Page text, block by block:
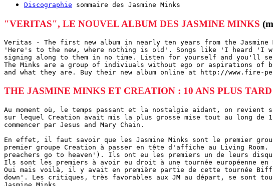
Discographie sommaire des Jasmine Minks
"VERITAS", LE NOUVEL ALBUM DES JASMINE MINKS
Veritas - The first new album in nearly ten years from the
'Here's to the new, where nothing is old'. Songs like 'I heard 'I
signing along to them in no time. Listen for yourself and you'll
The Minks are a group of indiviuals without ego or aspirations of
and what they are. Buy their new album online at http://www.fire-
THE JASMINE MINKS ET CREATION : 10 ANS PLUS TARD
Au moment où, le temps passant et la nostalgie aidant, on revient
sur lequel Creation avait mis la plus grosse mise tout au long de
commencer par Jesus and Mary Chain.
En effet, il faut savoir que les Jasmine Minks sont le premier
premier groupe Creation à passer en tête d'affiche au Living
preachers go to heaven'). Ils ont eu les premiers un de leurs
Ils sont les premiers à avoir eu droit à une tournée européenne
Oui mais voilà, il y avait en première partie de cette tournée
down'. Les critiques, très favorables aux JM au départ, se sont